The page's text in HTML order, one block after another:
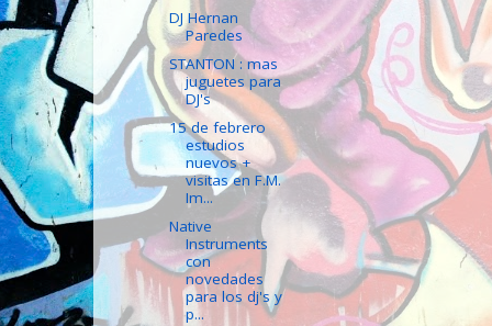
DJ Hernan
Paredes
STANTON : mas
juguetes para
DJ's
15 de febrero
estudios
nuevos +
visitas en F.M.
Im...
Native
Instruments
con
novedades
para los dj's y
p...